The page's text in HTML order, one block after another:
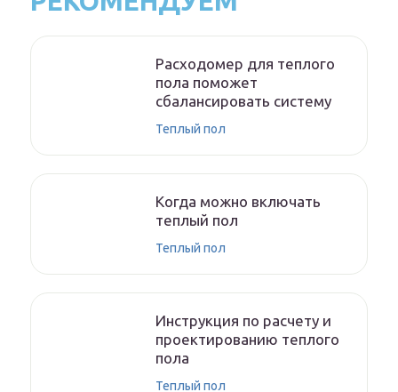
Расходомер для теплого
пола поможет
сбалансировать систему
Теплый пол
Когда можно включать
теплый пол
Теплый пол
Инструкция по расчету и
проектированию теплого
пола
Теплый пол